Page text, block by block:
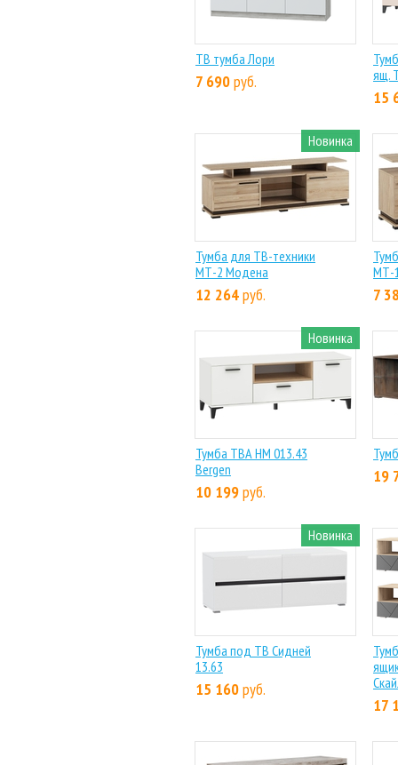
ТВ тумба Лори
7 690руб.
ящ.
15
Новинка
Тумба для ТВ-техники
МТ-2 Модена
12 264руб.
МТ-
7
Новинка
Тумба ТВА НМ 013.43
Bergen
10 199руб.
19
Новинка
Тумба под ТВ Сидней
13.63
15 160руб.
17